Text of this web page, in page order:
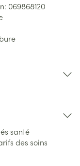
069868120
santé
des soins